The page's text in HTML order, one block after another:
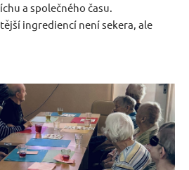
a společného času.
ingrediencí není sekera, ale